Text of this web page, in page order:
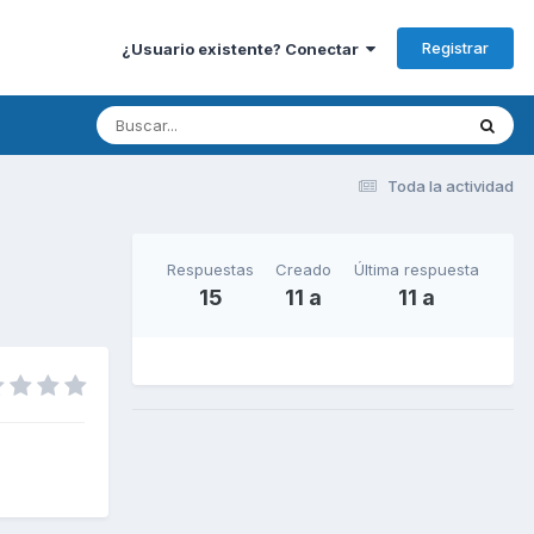
¿Usuario existente? Conectar Registrar
Toda la actividad
Respuestas
15
Creado
11 a
Última respuesta
11 a